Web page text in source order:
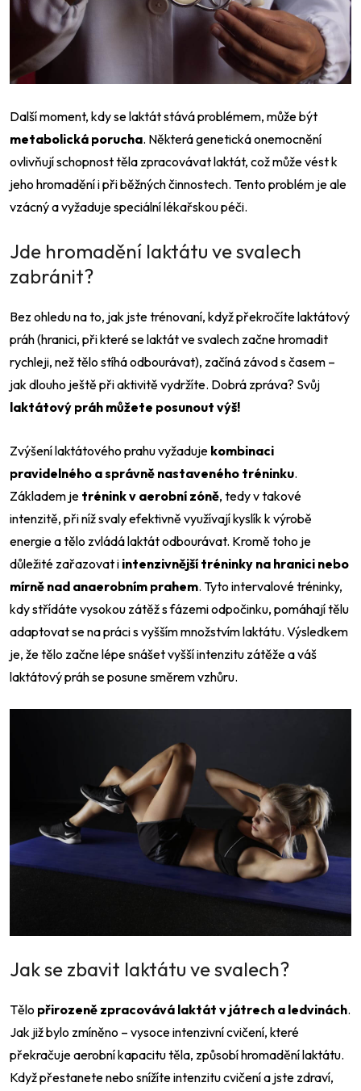
Další moment, kdy se laktát stává problémem, může být
metabolická porucha. Některá genetická onemocnění
ovlivňují schopnost těla zpracovávat laktát, což může vést k
jeho hromadění i při běžných činnostech. Tento problém je ale
vzácný a vyžaduje speciální lékařskou péči.
Jde hromadění laktátu ve svalech
zabránit?
Bez ohledu na to, jak jste trénovaní, když překročíte laktátový
práh (hranici, při které se laktát ve svalech začne hromadit
rychleji, než tělo stíhá odbourávat), začíná závod s časem –
jak dlouho ještě při aktivitě vydržíte. Dobrá zpráva? Svůj
laktátový práh můžete posunout výš!
Zvýšení laktátového prahu vyžaduje kombinaci
pravidelného a správně nastaveného tréninku.
Základem je trénink v aerobní zóně, tedy v takové
intenzitě, při níž svaly efektivně využívají kyslík k výrobě
energie a tělo zvládá laktát odbourávat. Kromě toho je
důležité zařazovat i intenzivnější tréninky na hranici nebo
mírně nad anaerobním prahem. Tyto intervalové tréninky,
kdy střídáte vysokou zátěž s fázemi odpočinku, pomáhají tělu
adaptovat se na práci s vyšším množstvím laktátu. Výsledkem
je, že tělo začne lépe snášet vyšší intenzitu zátěže a váš
laktátový práh se posune směrem vzhůru.
Jak se zbavit laktátu ve svalech?
Tělo přirozeně zpracovává laktát v játrech a ledvinách.
Jak již bylo zmíněno – vysoce intenzivní cvičení, které
překračuje aerobní kapacitu těla, způsobí hromadění laktátu.
Když přestanete nebo snížíte intenzitu cvičení a jste zdraví,